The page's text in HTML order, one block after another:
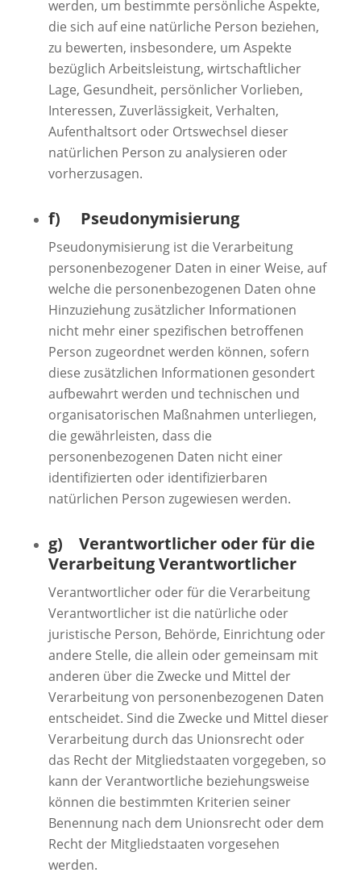
werden, um bestimmte persönliche Aspekte,
die sich auf eine natürliche Person beziehen,
zu bewerten, insbesondere, um Aspekte
bezüglich Arbeitsleistung, wirtschaftlicher
Lage, Gesundheit, persönlicher Vorlieben,
Interessen, Zuverlässigkeit, Verhalten,
Aufenthaltsort oder Ortswechsel dieser
natürlichen Person zu analysieren oder
vorherzusagen.
f) Pseudonymisierung
Pseudonymisierung ist die Verarbeitung
personenbezogener Daten in einer Weise, auf
welche die personenbezogenen Daten ohne
Hinzuziehung zusätzlicher Informationen
nicht mehr einer spezifischen betroffenen
Person zugeordnet werden können, sofern
diese zusätzlichen Informationen gesondert
aufbewahrt werden und technischen und
organisatorischen Maßnahmen unterliegen,
die gewährleisten, dass die
personenbezogenen Daten nicht einer
identifizierten oder identifizierbaren
natürlichen Person zugewiesen werden.
g) Verantwortlicher oder für die
Verarbeitung Verantwortlicher
Verantwortlicher oder für die Verarbeitung
Verantwortlicher ist die natürliche oder
juristische Person, Behörde, Einrichtung oder
andere Stelle, die allein oder gemeinsam mit
anderen über die Zwecke und Mittel der
Verarbeitung von personenbezogenen Daten
entscheidet. Sind die Zwecke und Mittel dieser
Verarbeitung durch das Unionsrecht oder
das Recht der Mitgliedstaaten vorgegeben, so
kann der Verantwortliche beziehungsweise
können die bestimmten Kriterien seiner
Benennung nach dem Unionsrecht oder dem
Recht der Mitgliedstaaten vorgesehen
werden.